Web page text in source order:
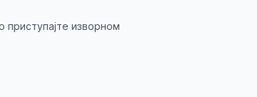
приступајте изворном